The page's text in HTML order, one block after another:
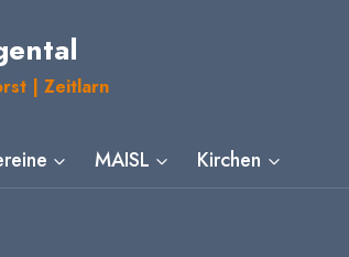
| Zeitlarn
MAISL Kirchen